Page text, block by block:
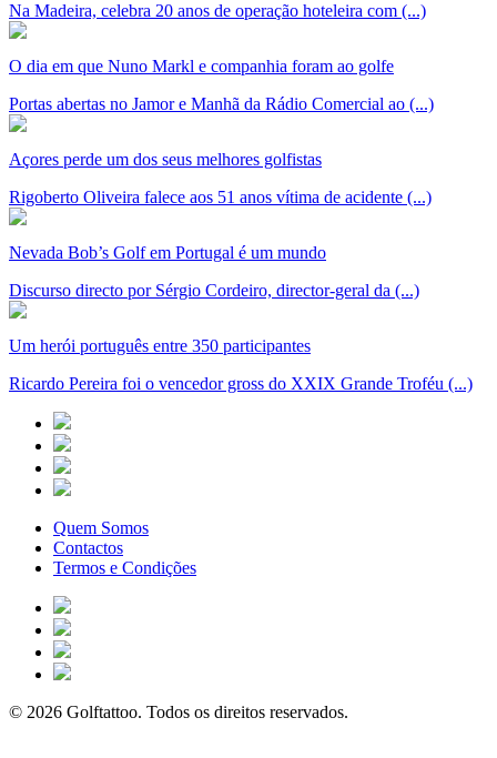
Na Madeira, celebra 20 anos de operação hoteleira com (...)
O dia em que Nuno Markl e companhia foram ao golfe
Portas abertas no Jamor e Manhã da Rádio Comercial ao (...)
Açores perde um dos seus melhores golfistas
Rigoberto Oliveira falece aos 51 anos vítima de acidente (...)
Nevada Bob’s Golf em Portugal é um mundo
Discurso directo por Sérgio Cordeiro, director-geral da (...)
Um herói português entre 350 participantes
Ricardo Pereira foi o vencedor gross do XXIX Grande Troféu (...)
Quem Somos
Contactos
Termos e Condições
© 2026 Golftattoo. Todos os direitos reservados.